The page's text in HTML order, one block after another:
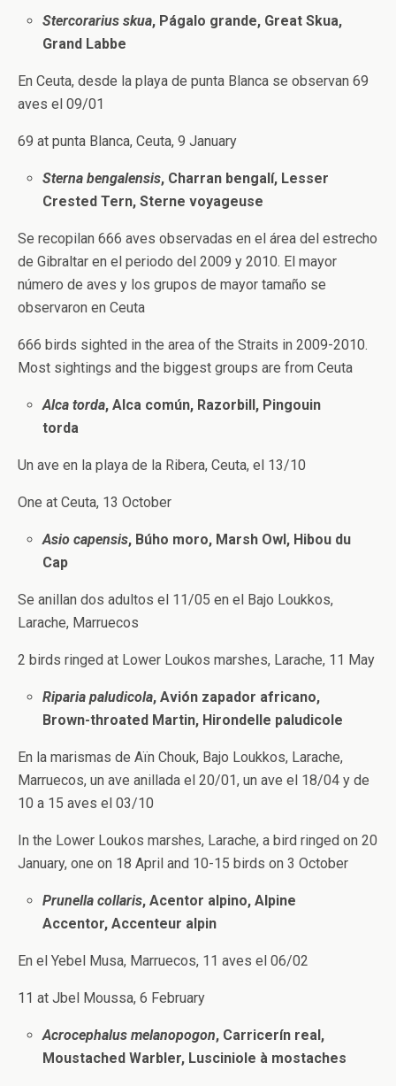
Stercorarius skua, Págalo grande, Great Skua,
Grand Labbe
En Ceuta, desde la playa de punta Blanca se observan 69
aves el 09/01
69 at punta Blanca, Ceuta, 9 January
Sterna bengalensis, Charran bengalí, Lesser
Crested Tern, Sterne voyageuse
Se recopilan 666 aves observadas en el área del estrecho
de Gibraltar en el periodo del 2009 y 2010. El mayor
número de aves y los grupos de mayor tamaño se
observaron en Ceuta
666 birds sighted in the area of the Straits in 2009-2010.
Most sightings and the biggest groups are from Ceuta
Alca torda, Alca común, Razorbill, Pingouin
torda
Un ave en la playa de la Ribera, Ceuta, el 13/10
One at Ceuta, 13 October
Asio capensis, Búho moro, Marsh Owl, Hibou du
Cap
Se anillan dos adultos el 11/05 en el Bajo Loukkos,
Larache, Marruecos
2 birds ringed at Lower Loukos marshes, Larache, 11 May
Riparia paludicola, Avión zapador africano,
Brown-throated Martin, Hirondelle paludicole
En la marismas de Aïn Chouk, Bajo Loukkos, Larache,
Marruecos, un ave anillada el 20/01, un ave el 18/04 y de
10 a 15 aves el 03/10
In the Lower Loukos marshes, Larache, a bird ringed on 20
January, one on 18 April and 10-15 birds on 3 October
Prunella collaris, Acentor alpino, Alpine
Accentor, Accenteur alpin
En el Yebel Musa, Marruecos, 11 aves el 06/02
11 at Jbel Moussa, 6 February
Acrocephalus melanopogon, Carricerín real,
Moustached Warbler, Lusciniole à mostaches